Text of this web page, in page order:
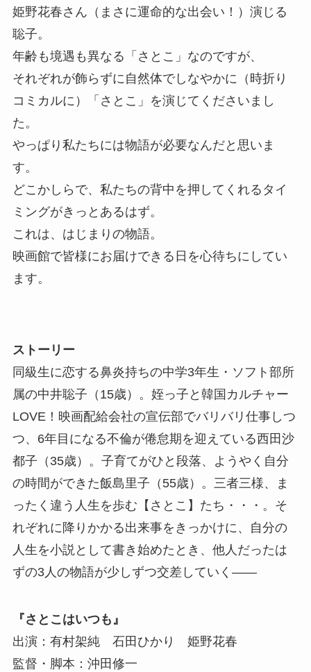
姫野花春さん（まさに運命的な出会い！）演じる
聡子。
年齢も境遇も異なる「さとこ」なのですが、
それぞれが飾らずに自然体でしなやかに（時折り
コミカルに）「さとこ」を演じてくださいまし
た。
やっぱり私たちには物語が必要なんだと思いま
す。
どこかしらで、私たちの背中を押してくれるタイ
ミングがきっとあるはず。
これは、はじまりの物語。
映画館で皆様にお届けできる日を心待ちにしてい
ます。
ストーリー
同級生に恋する鼻炎持ちの中学3年生・ソフト部所
属の中井聡子（15歳）。姪っ子と韓国カルチャー
LOVE！映画配給会社の宣伝部でバリバリ仕事しつ
つ、6年目になる不倫が倦怠期を迎えている西田沙
都子（35歳）。子育てがひと段落、ようやく自分
の時間ができた飯島里子（55歳）。三者三様、ま
ったく違う人生を歩む【さとこ】たち・・・。そ
れぞれに降りかかる出来事をきっかけに、自分の
人生を小説として書き始めたとき、他人だったは
ずの3人の物語が少しずつ交差していく――
『さとこはいつも』
出演：有村架純 石田ひかり 姫野花春
監督・脚本：沖田修一